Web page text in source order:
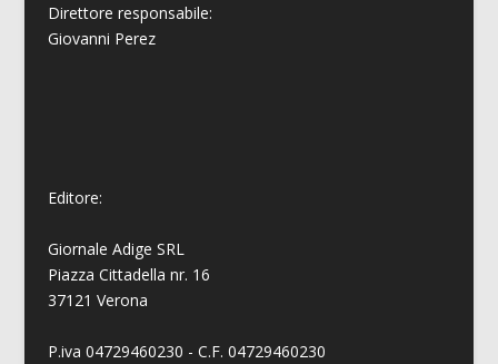
Direttore responsabile:
Giovanni Perez
Editore:
Giornale Adige SRL
Piazza Cittadella nr. 16
37121 Verona
P.iva 04729460230 - C.F. 04729460230